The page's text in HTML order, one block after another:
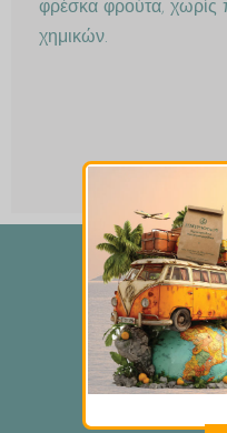
φρέσκα φρούτα, χωρίς
χημικών.
ΙΣΩΣ